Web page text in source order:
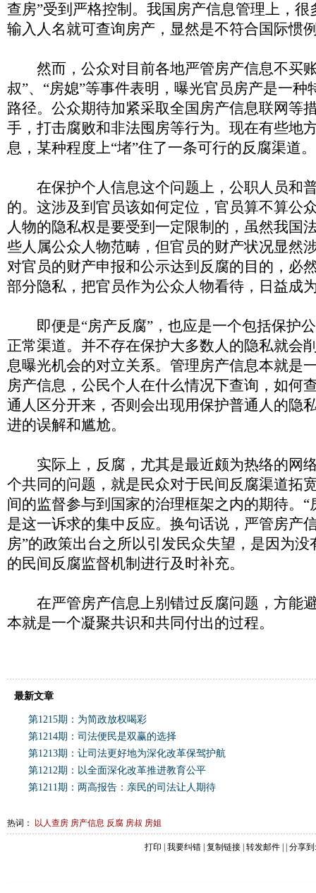
查房”受到严格控制。我国房产信息管理上，很
输入人名就可查询房产，显然是不符合国际惯
然而，公众对目前各地严管房产信息不买
叔”、“房媳”等事件表明，曝光官员房产是一种
路径。公众期待加紧采取全国房产信息联网等
手，打击腐败和非法囤房等行为。现在有些地
息，某种程度上“堵”住了一条可行的反腐渠道。
在保护个人信息这个问题上，公职人员和
的。这涉及到官员该如何定位，官员算不算公
人物的隐私权是要受到一定限制的，虽然我国
些人属公众人物范畴，但官员的财产状况显然
对官员的财产申报和公示达到反腐的目的，必
部分隐私，把官员作为公众人物看待，日益成
即便是“房产反腐”，也应是一个包括保护
正常渠道。并不存在保护大多数人的隐私就会
息曝光机会的对立关系。管理房产信息本就是
房产信息，公民个人在什么情况下查询，如何
通人区分开来，否则会出现用保护普通人的隐
进的误解和尴尬。
实际上，反腐，尤其是最近颇为热络的网
个共同的问题，就是民众对于民间反腐渠道拓
间的监督参与到国家的治理框架之内的期待。“
是这一诉求的集中反应。换句话说，严管房产
房”的政策出台之所以引发民众失望，是因为
的民间反腐监督机制进行及时补充。
在严管房产信息上别错过反腐问题，方能
本就是一个凝聚共识和共同付出的过程。
最新文章
第1215期：为简政放权喝彩
第1214期：司法便民是双赢的选择
第1213期：让司法更好地为深化改革保驾护航
第1212期：以全面深化改革推进教育公平
第1211期：两高报告：亲民的司法让人期待
热词： 以人查房 房产信息 反腐 房叔 房姐
打印 我要纠错 复制链接 转发邮件 | 分享到: